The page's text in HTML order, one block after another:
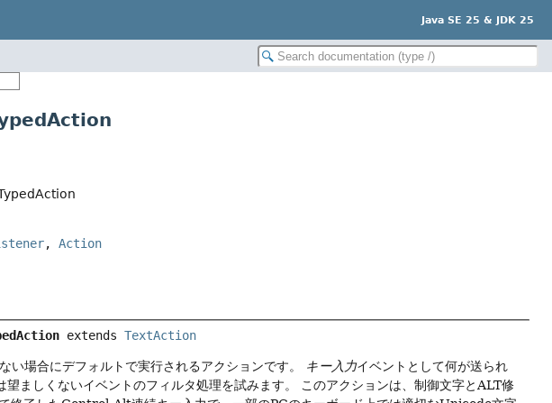
Java SE 25 & JDK 25
,Action
extends TextAction
い場合にデフォルトで実行されるアクションです。 キー入力イベントとして何が送られ
ましくないイベントのフィルタ処理を試みます。
このアクションは、制御文字とALT修